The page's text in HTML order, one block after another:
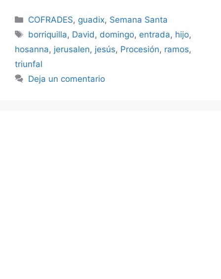
Categorías
COFRADES, guadix, Semana Santa
Etiquetas
borriquilla, David, domingo, entrada, hijo,
hosanna, jerusalen, jesús, Procesión, ramos,
triunfal
Deja un comentario